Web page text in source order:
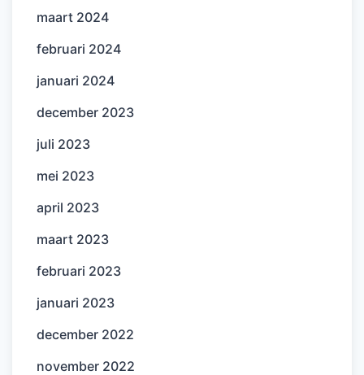
maart 2024
februari 2024
januari 2024
december 2023
juli 2023
mei 2023
april 2023
maart 2023
februari 2023
januari 2023
december 2022
november 2022